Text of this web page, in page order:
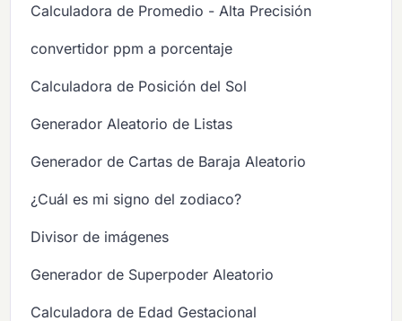
Calculadora de Promedio - Alta Precisión
convertidor ppm a porcentaje
Calculadora de Posición del Sol
Generador Aleatorio de Listas
Generador de Cartas de Baraja Aleatorio
¿Cuál es mi signo del zodiaco?
Divisor de imágenes
Generador de Superpoder Aleatorio
Calculadora de Edad Gestacional